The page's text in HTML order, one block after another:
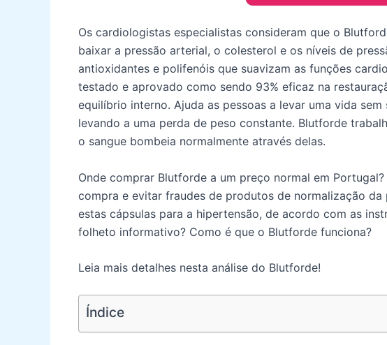
Os cardiologistas especialistas consideram que o
baixar a pressão arterial, o colesterol e os níveis de
antioxidantes e polifenóis que suavizam as funções
testado e aprovado como sendo 93% eficaz na
equilíbrio interno. Ajuda as pessoas a levar uma vida
levando a uma perda de peso constante. Blutforde
o sangue bombeia normalmente através delas.
Onde comprar Blutforde a um preço normal em
compra e evitar fraudes de produtos de normalização
estas cápsulas para a hipertensão, de acordo com as
folheto informativo? Como é que o Blutforde funciona?
Leia mais detalhes nesta análise do Blutforde!
Índice